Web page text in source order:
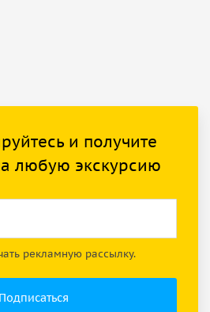
и получите
любую экскурсию
рекламную рассылку.